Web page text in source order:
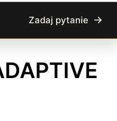
Zadaj pytanie